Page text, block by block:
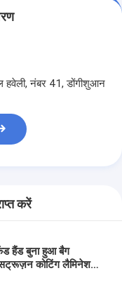
हवेली, नंबर 41, डोंगीशुआन
करें
हैंड बुना हुआ बैग
कोटिंग लैमिनेशन